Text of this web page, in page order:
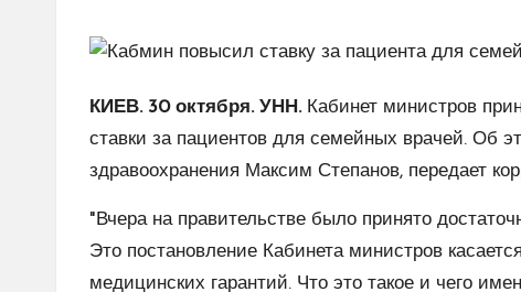
КИЕВ. 30 октября. УНН.Кабинет министров
ставки за пациентов для семейных врачей. Об
здравоохранения Максим Степанов, передает
"Вчера на правительстве было принято
Это постановление Кабинета министров
медицинских гарантий. Что это такое и чего